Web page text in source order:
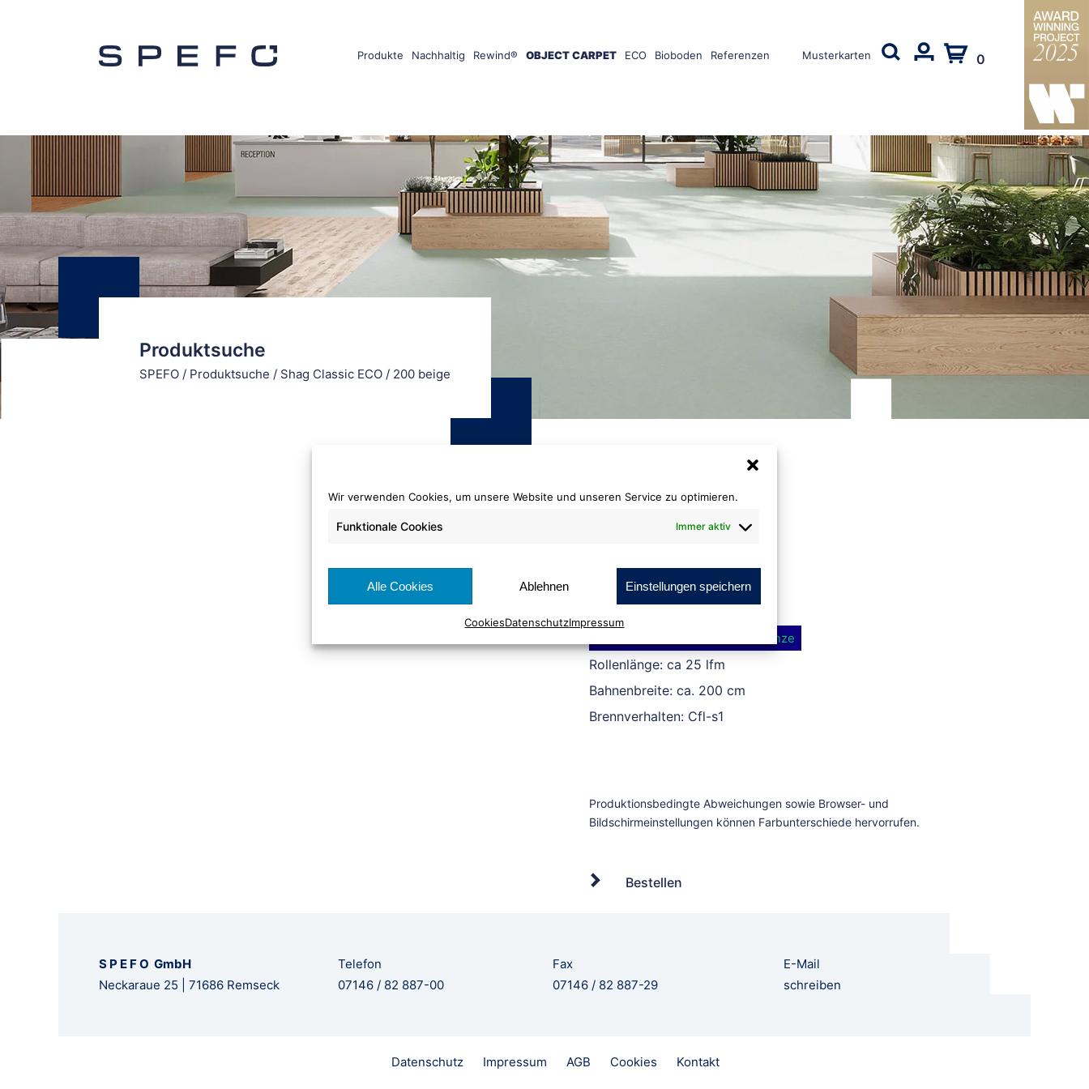
Wir verwenden Cookies, um unsere Website und unseren Service zu optimieren.
Funktionale Cookies Immer aktiv
Alle Cookies Ablehnen Einstellungen speichern
CookiesDatenschutzImpressum
Produkte Nachhaltig Rewind® OBJECT CARPET ECO Bioboden Referenzen Musterkarten 0
Produktsuche
SPEFO / Produktsuche / Shag Classic ECO / 200 beige
200 beige
Bronze
Rollenlänge: ca 25 lfm
Bahnenbreite: ca. 200 cm
Brennverhalten: Cfl-s1
Bestellen
S P E F O GmbH
Neckaraue 25 | 71686 Remseck
Telefon
07146 / 82 887-00
Fax
07146 / 82 887-29
E-Mail
schreiben
Datenschutz Impressum AGB Cookies Kontakt